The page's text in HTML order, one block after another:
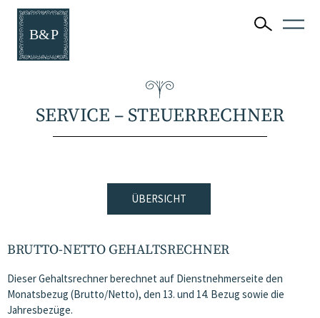
SERVICE – STEUERRECHNER
ÜBERSICHT
BRUTTO-NETTO GEHALTSRECHNER
Dieser Gehaltsrechner berechnet auf Dienstnehmerseite den
Monatsbezug (Brutto/Netto), den 13. und 14. Bezug sowie die
Jahresbezüge.